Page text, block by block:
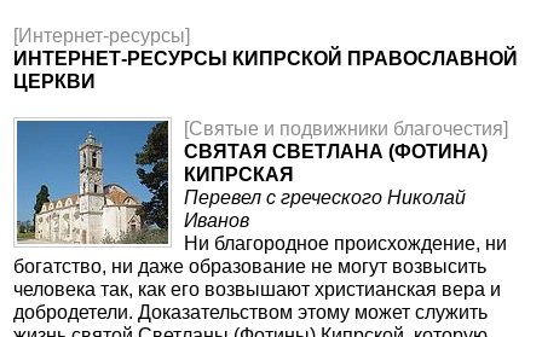
[Интернет-ресурсы]
ИНТЕРНЕТ-РЕСУРСЫ КИПРСКОЙ ПРАВОСЛАВНОЙ
ЦЕРКВИ
[Святые и подвижники благочестия]
СВЯТАЯ СВЕТЛАНА (ФОТИНА)
КИПРСКАЯ
Перевел с греческого Николай
Иванов
Ни благородное происхождение, ни
богатство, ни даже образование не могут возвысить
человека так, как его возвышают христианская вера и
добродетели. Доказательством этому может служить